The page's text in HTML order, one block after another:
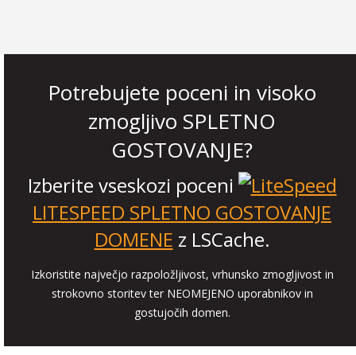
Potrebujete poceni in visoko
zmogljivo SPLETNO
GOSTOVANJE?
Izberite vseskozi poceni
LITESPEED SPLETNO GOSTOVANJE
DOMENE z LSCache.
Izkoristite največjo razpoložljivost, vrhunsko zmogljivost in
strokovno storitev ter NEOMEJENO uporabnikov in
gostujočih domen.